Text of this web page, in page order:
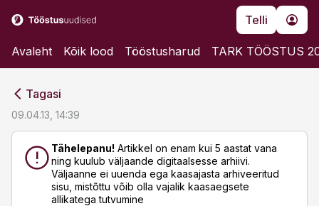
Telli
Avaleht Kõik lood Tööstusharud TARK TÖÖSTUS
Tagasi
09.04.13, 14:39
Tähelepanu! Artikkel on enam kui 5 aastat vana
ning kuulub väljaande digitaalsesse arhiivi.
Väljaanne ei uuenda ega kaasajasta arhiveeritud
sisu, mistõttu võib olla vajalik kaasaegsete
allikatega tutvumine